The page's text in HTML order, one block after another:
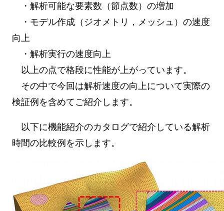
・解析可能な要素数（節点数）の増加
・モデル作成（ジオメトリ，メッシュ）の速度
向上
・解析実行の速度向上
以上の点で格段に性能が上がっています。
その中で今回は解析速度の向上について実際の
検証例を含めてご紹介します。
以下に機能紹介のカタログで紹介している解析
時間の比較例を示します。